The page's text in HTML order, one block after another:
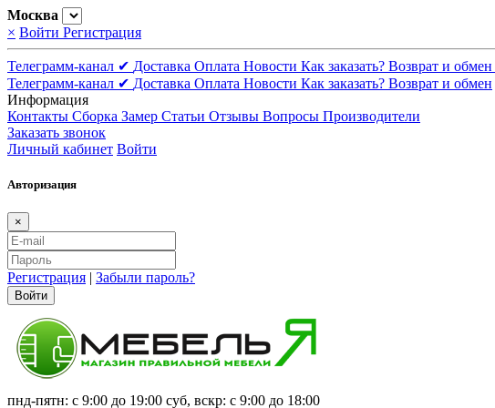
Москва
× Войти Регистрация
Телеграмм-канал ✔ Доставка Оплата Новости Как заказать? Возврат и обмен
Телеграмм-канал ✔ Доставка Оплата Новости Как заказать? Возврат и обмен
Информация
Контакты Сборка Замер Статьи Отзывы Вопросы Производители
Заказать звонок
Личный кабинет Войти
Авторизация
×
Регистрация | Забыли пароль?
Войти
пнд-пятн: с 9:00 до 19:00 суб, вскр: с 9:00 до 18:00